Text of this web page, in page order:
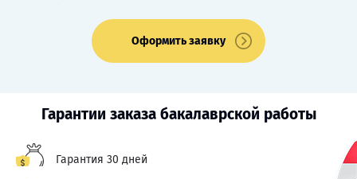
Оформить заявку
Гарантии заказа бакалаврской работы
Гарантия 30 дней